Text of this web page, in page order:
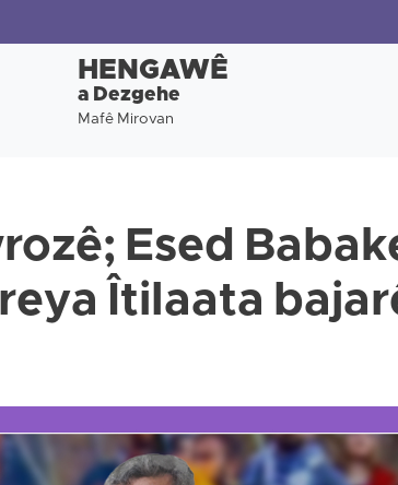
HENGAWÊ
a Dezgehe
Mafê Mirovan
Esed
Îtilaata